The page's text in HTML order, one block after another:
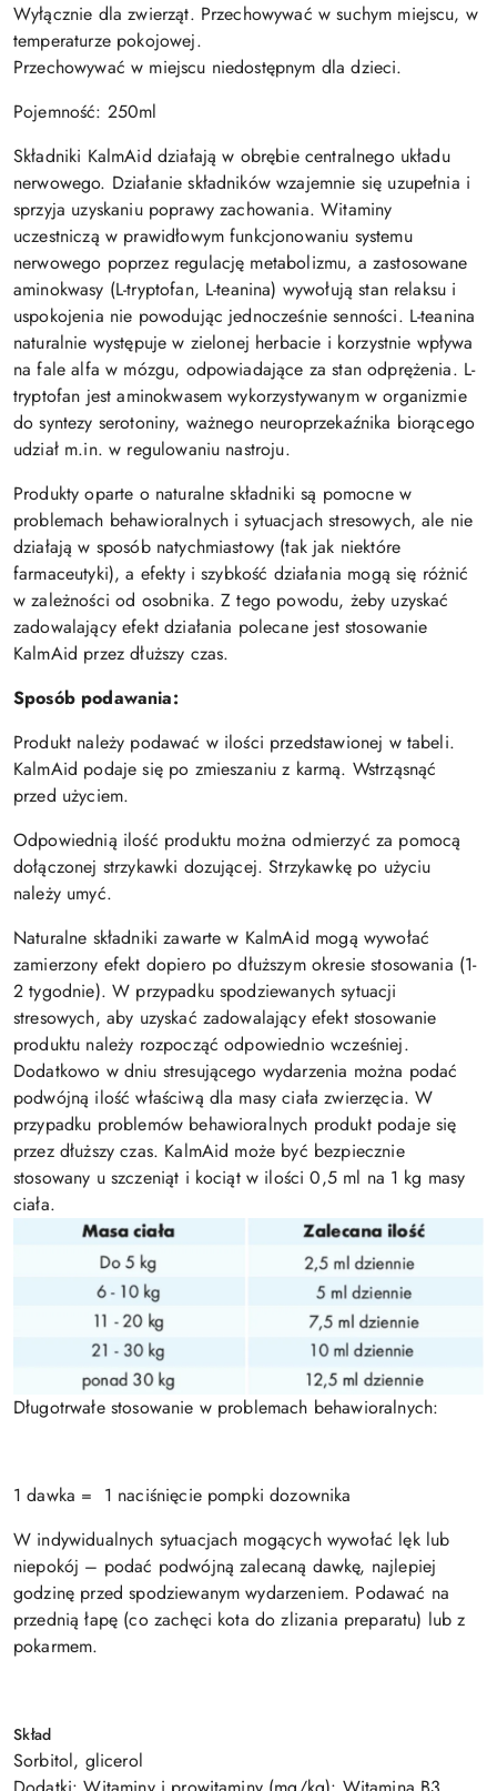
Wyłącznie dla zwierząt. Przechowywać w suchym miejscu, w
temperaturze pokojowej.
Przechowywać w miejscu niedostępnym dla dzieci.
Pojemność: 250ml
Składniki KalmAid działają w obrębie centralnego układu
nerwowego. Działanie składników wzajemnie się uzupełnia i
sprzyja uzyskaniu poprawy zachowania. Witaminy
uczestniczą w prawidłowym funkcjonowaniu systemu
nerwowego poprzez regulację metabolizmu, a zastosowane
aminokwasy (L-tryptofan, L-teanina) wywołują stan relaksu i
uspokojenia nie powodując jednocześnie senności. L-teanina
naturalnie występuje w zielonej herbacie i korzystnie wpływa
na fale alfa w mózgu, odpowiadające za stan odprężenia. L-
tryptofan jest aminokwasem wykorzystywanym w organizmie
do syntezy serotoniny, ważnego neuroprzekaźnika biorącego
udział m.in. w regulowaniu nastroju.
Produkty oparte o naturalne składniki są pomocne w
problemach behawioralnych i sytuacjach stresowych, ale nie
działają w sposób natychmiastowy (tak jak niektóre
farmaceutyki), a efekty i szybkość działania mogą się różnić
w zależności od osobnika. Z tego powodu, żeby uzyskać
zadowalający efekt działania polecane jest stosowanie
KalmAid przez dłuższy czas.
Sposób podawania:
Produkt należy podawać w ilości przedstawionej w tabeli.
KalmAid podaje się po zmieszaniu z karmą. Wstrząsnąć
przed użyciem.
Odpowiednią ilość produktu można odmierzyć za pomocą
dołączonej strzykawki dozującej. Strzykawkę po użyciu
należy umyć.
Naturalne składniki zawarte w KalmAid mogą wywołać
zamierzony efekt dopiero po dłuższym okresie stosowania (1-
2 tygodnie). W przypadku spodziewanych sytuacji
stresowych, aby uzyskać zadowalający efekt stosowanie
produktu należy rozpocząć odpowiednio wcześniej.
Dodatkowo w dniu stresującego wydarzenia można podać
podwójną ilość właściwą dla masy ciała zwierzęcia. W
przypadku problemów behawioralnych produkt podaje się
przez dłuższy czas. KalmAid może być bezpiecznie
stosowany u szczeniąt i kociąt w ilości 0,5 ml na 1 kg masy
ciała.
Długotrwałe stosowanie w problemach behawioralnych:
1 dawka = 1 naciśnięcie pompki dozownika
W indywidualnych sytuacjach mogących wywołać lęk lub
niepokój – podać podwójną zalecaną dawkę, najlepiej
godzinę przed spodziewanym wydarzeniem. Podawać na
przednią łapę (co zachęci kota do zlizania preparatu) lub z
pokarmem.
Skład
Sorbitol, glicerol